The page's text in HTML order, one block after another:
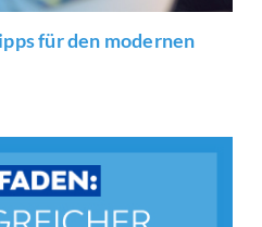
für den modernen